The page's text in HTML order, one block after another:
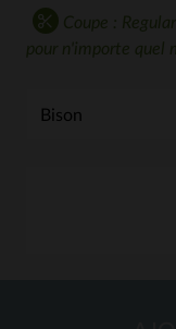
Coupe :
pour n'importe quel